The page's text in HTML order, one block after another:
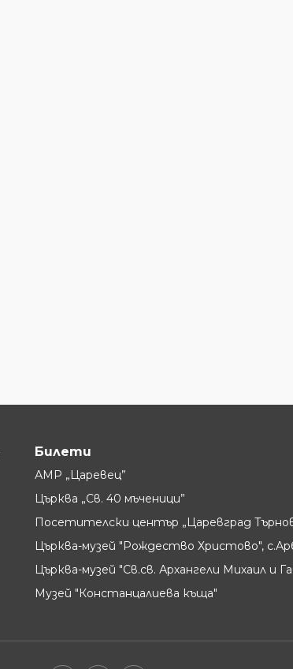
Билети
АМР „Царевец”
Църква „Св. 40 мъченици”
Посетителски център „Царевград
Църква-музей "Рождество Христово",
Църква-музей "Св.св. Архангели Михаил и
Музей "Констанцалиева къща"